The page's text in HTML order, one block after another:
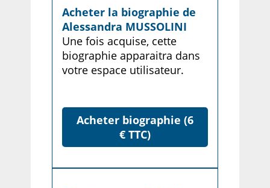
Acheter la biographie de
Alessandra MUSSOLINI
Une fois acquise, cette
biographie apparaitra dans
votre espace utilisateur.
Acheter biographie (6
€ TTC)